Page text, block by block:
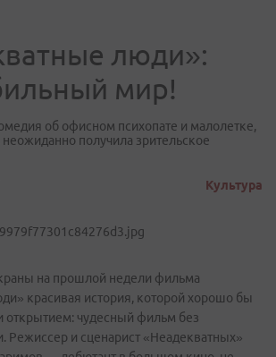
люди»:
мир!
об офисном психопате и малолетке,
неожиданно получила зрительское
Культура
на прошлой недели фильма
красивая история, которой хорошо бы
открытием: чудесный фильм без
Режиссер и сценарист «Неадекватных»